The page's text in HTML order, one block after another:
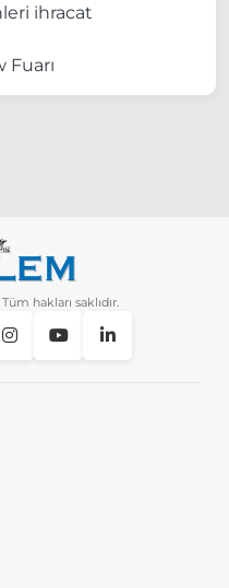
ihracat
hakları saklıdır.